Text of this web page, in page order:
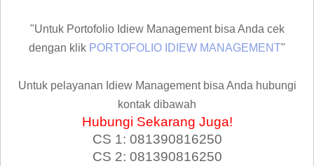
"Untuk Portofolio Idiew Management bisa Anda cek
dengan klik PORTOFOLIO IDIEW MANAGEMENT"
Untuk pelayanan Idiew Management bisa Anda hubungi
kontak dibawah
Hubungi Sekarang Juga!
CS 1: 081390816250
CS 2: 081390816250